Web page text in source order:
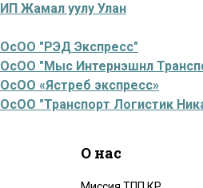
ИП Жамал уулу Улан
ОсОО "РЭД Экспресс"
ОсОО "Мыс Интернэшнл
ОсОО «Ястреб экспресс»
ОсОО "Транспорт Логистик
О нас